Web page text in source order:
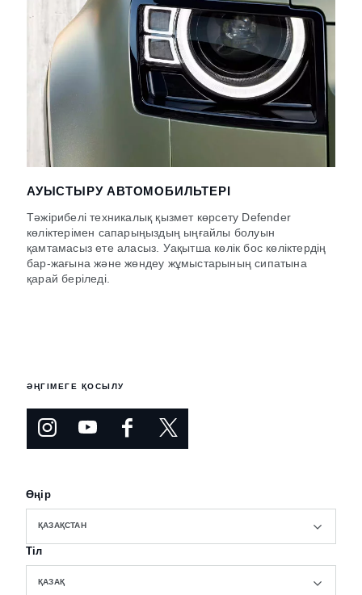
АУЫСТЫРУ АВТОМОБИЛЬТЕРІ
Тәжірибелі техникалық қызмет көрсету Defender
көліктерімен сапарыңыздың ыңғайлы болуын
қамтамасыз ете аласыз. Уақытша көлік бос көліктердің
бар-жағына және жөндеу жұмыстарының сипатына
қарай беріледі.
ӘҢГІМЕГЕ ҚОСЫЛУ
Өңір
ҚАЗАҚСТАН
Тіл
ҚАЗАҚ